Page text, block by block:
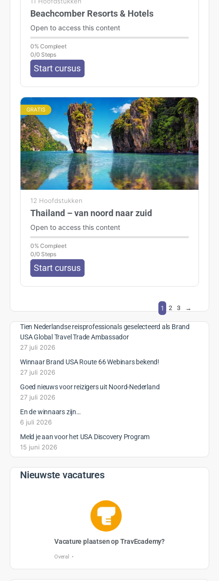
Beachcomber Resorts & Hotels
Open to access this content
0% Compleet
0/0 Steps
Start cursus
GRATIS
12 Hoofdstukken
Thailand – van noord naar zuid
Open to access this content
0% Compleet
0/0 Steps
Start cursus
1 2 3 →
Tien Nederlandse reisprofessionals geselecteerd als Brand
USA Global Travel Trade Ambassador
27 juli 2026
Winnaar Brand USA Route 66 Webinars bekend!
27 juli 2026
Goed nieuws voor reizigers uit Noord-Nederland
27 juli 2026
En de winnaars zijn…
6 juli 2026
Meld je aan voor het USA Discovery Program
15 juni 2026
Nieuwste vacatures
Vacature plaatsen op TravEcademy?
Overal